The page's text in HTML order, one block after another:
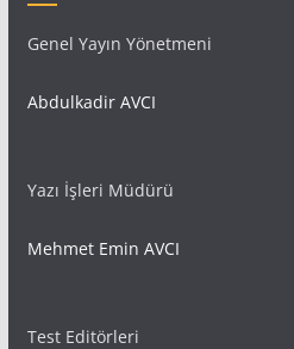
Genel Yayın Yönetmeni
Abdulkadir AVCI
Yazı İşleri Müdürü
Mehmet Emin AVCI
Test Editörleri